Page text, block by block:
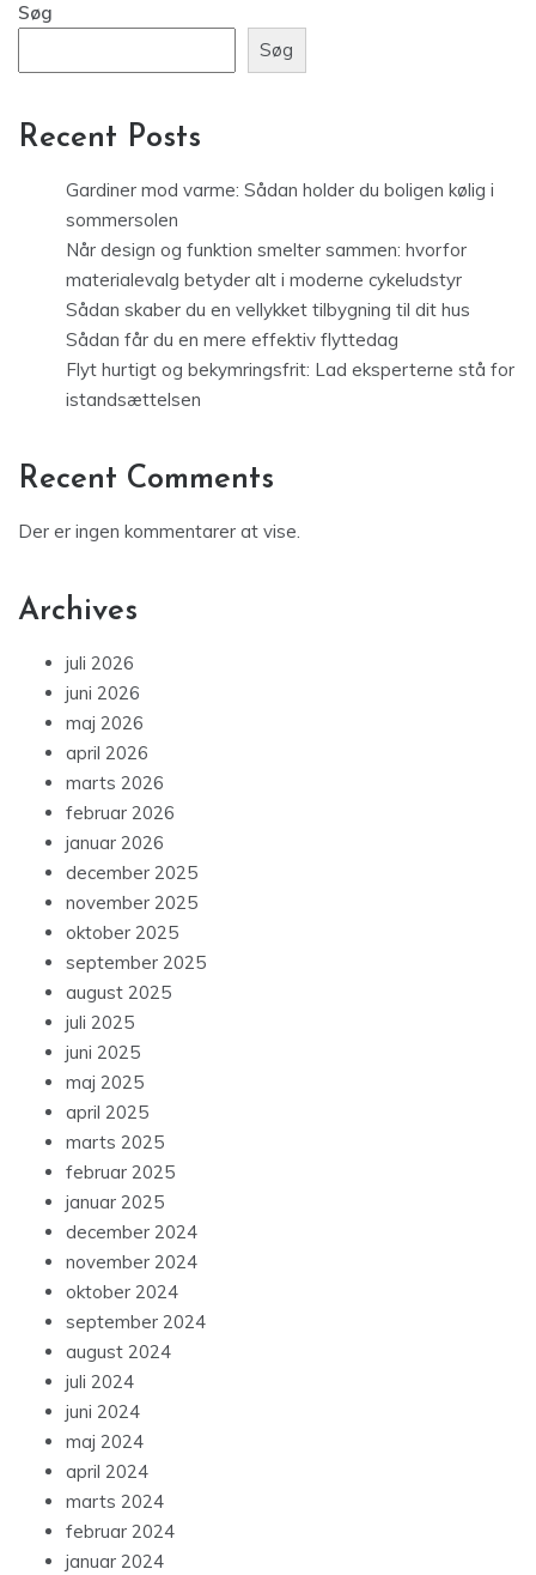
Søg
Søg
Recent Posts
Gardiner mod varme: Sådan holder du boligen kølig i
sommersolen
Når design og funktion smelter sammen: hvorfor
materialevalg betyder alt i moderne cykeludstyr
Sådan skaber du en vellykket tilbygning til dit hus
Sådan får du en mere effektiv flyttedag
Flyt hurtigt og bekymringsfrit: Lad eksperterne stå for
istandsættelsen
Recent Comments
Der er ingen kommentarer at vise.
Archives
juli 2026
juni 2026
maj 2026
april 2026
marts 2026
februar 2026
januar 2026
december 2025
november 2025
oktober 2025
september 2025
august 2025
juli 2025
juni 2025
maj 2025
april 2025
marts 2025
februar 2025
januar 2025
december 2024
november 2024
oktober 2024
september 2024
august 2024
juli 2024
juni 2024
maj 2024
april 2024
marts 2024
februar 2024
januar 2024